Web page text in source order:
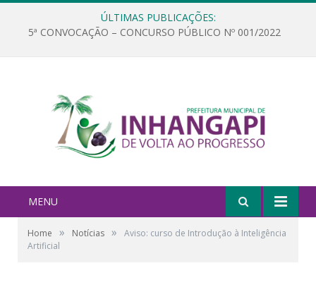
ÚLTIMAS PUBLICAÇÕES:
5ª CONVOCAÇÃO – CONCURSO PÚBLICO Nº 001/2022
MENU
Home » Notícias »
Aviso: curso de Introdução à Inteligência
Artificial